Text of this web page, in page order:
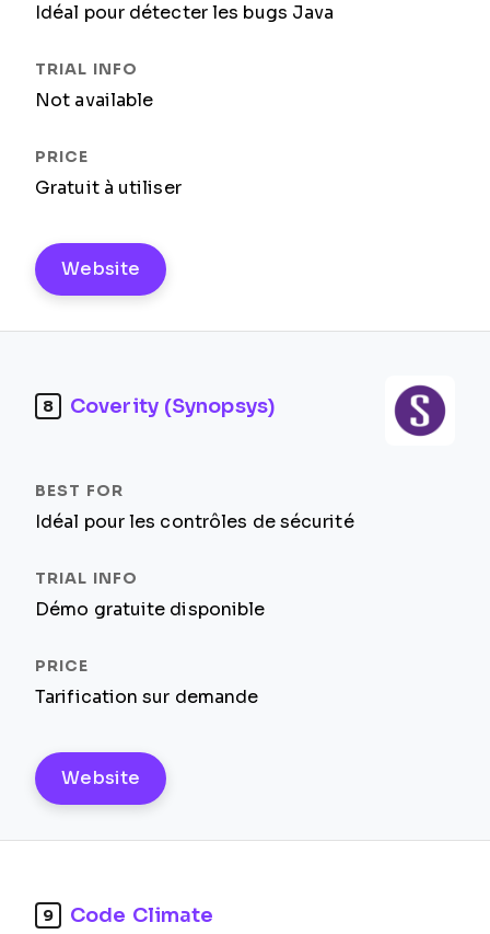
Idéal pour détecter les bugs Java
Not available
Gratuit à utiliser
Website
8 Coverity (Synopsys)
Idéal pour les contrôles de sécurité
Démo gratuite disponible
Tarification sur demande
Website
9 Code Climate